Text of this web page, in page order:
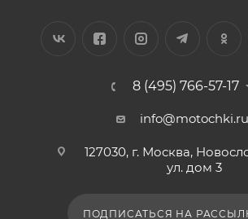
8 (495) 766-57-17
info@motochki.ru
127030, г. Москва,
ул. дом 3
ПОДПИСАТЬСЯ НА